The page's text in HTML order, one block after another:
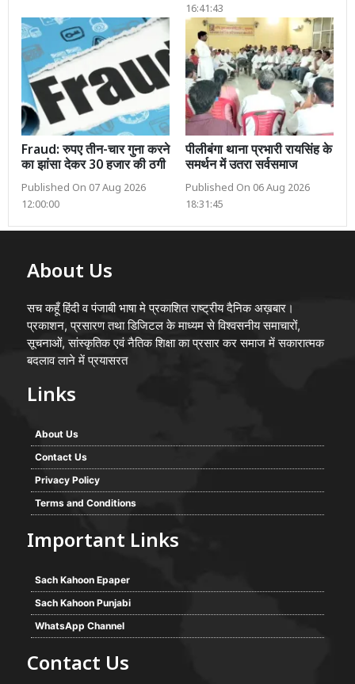
16:41:43
Fraud: रुपए तीन-चार गुना करने
का झांसा देकर 30 हजार की ठगी
Published On 07 Aug 2026
12:00:00
पीलीबंगा थाना प्रभारी रायसिंह के
समर्थन में उतरा सर्वसमाज
Published On 06 Aug 2026
18:31:45
About Us
सच कहूँ हिंदी व पंजाबी भाषा मे प्रकाशित राष्ट्रीय दैनिक अख़बार।
प्रकाशन, प्रसारण तथा डिजिटल के माध्यम से विश्वसनीय समाचारों,
सूचनाओं, सांस्कृतिक एवं नैतिक शिक्षा का प्रसार कर समाज में सकारात्मक
बदलाव लाने में प्रयासरत
Links
About Us
Contact Us
Privacy Policy
Terms and Conditions
Important Links
Sach Kahoon Epaper
Sach Kahoon Punjabi
WhatsApp Channel
Contact Us